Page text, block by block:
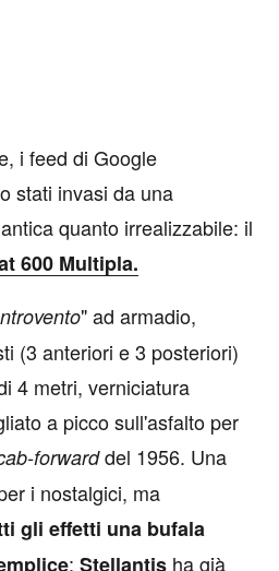
i feed di Google
stati invasi da una
quanto irrealizzabile: il
600 Multipla.
" ad armadio,
(3 anteriori e 3 posteriori)
4 metri, verniciatura
a picco sull'asfalto per
forwarddel 1956. Una
i nostalgici, ma
gli effetti una bufala
: Stellantis ha già